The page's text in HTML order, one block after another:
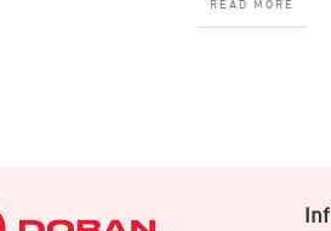
READ MORE